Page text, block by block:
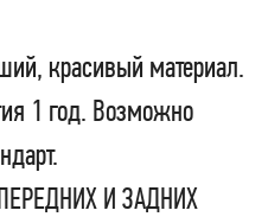
красивый материал.
1 год. Возможно
И ЗАДНИХ